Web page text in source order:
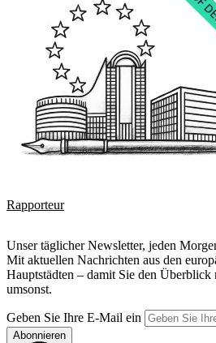
Rapporteur
Unser täglicher Newsletter, jeden
Mit aktuellen Nachrichten aus den
Hauptstädten – damit Sie den
umsonst.
Geben Sie Ihre E-Mail ein
Abonnieren